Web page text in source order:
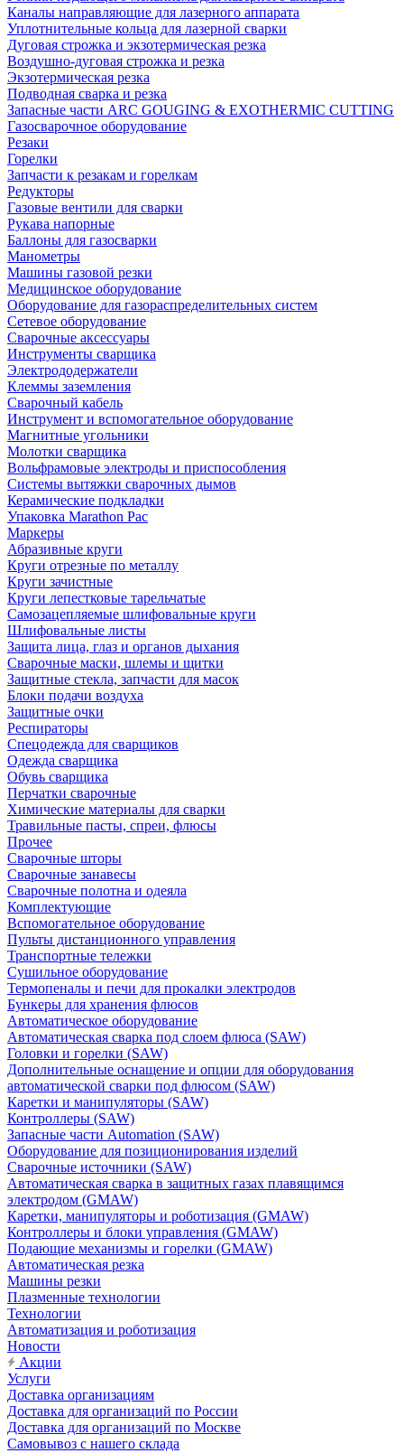
Каналы направляющие для лазерного аппарата
Уплотнительные кольца для лазерной сварки
Дуговая строжка и экзотермическая резка
Воздушно-дуговая строжка и резка
Экзотермическая резка
Подводная сварка и резка
Запасные части ARC GOUGING & EXOTHERMIC CUTTING
Газосварочное оборудование
Резаки
Горелки
Запчасти к резакам и горелкам
Редукторы
Газовые вентили для сварки
Рукава напорные
Баллоны для газосварки
Манометры
Машины газовой резки
Медицинское оборудование
Оборудование для газораспределительных систем
Сетевое оборудование
Сварочные аксессуары
Инструменты сварщика
Электрододержатели
Клеммы заземления
Сварочный кабель
Инструмент и вспомогательное оборудование
Магнитные угольники
Молотки сварщика
Вольфрамовые электроды и приспособления
Системы вытяжки сварочных дымов
Керамические подкладки
Упаковка Marathon Pac
Маркеры
Абразивные круги
Круги отрезные по металлу
Круги зачистные
Круги лепестковые тарельчатые
Самозацепляемые шлифовальные круги
Шлифовальные листы
Защита лица, глаз и органов дыхания
Сварочные маски, шлемы и щитки
Защитные стекла, запчасти для масок
Блоки подачи воздуха
Защитные очки
Респираторы
Спецодежда для сварщиков
Одежда сварщика
Обувь сварщика
Перчатки сварочные
Химические материалы для сварки
Травильные пасты, спреи, флюсы
Прочее
Сварочные шторы
Сварочные занавесы
Сварочные полотна и одеяла
Комплектующие
Вспомогательное оборудование
Пульты дистанционного управления
Транспортные тележки
Сушильное оборудование
Термопеналы и печи для прокалки электродов
Бункеры для хранения флюсов
Автоматическое оборудование
Автоматическая сварка под слоем флюса (SAW)
Головки и горелки (SAW)
Дополнительные оснащение и опции для оборудования
автоматической сварки под флюсом (SAW)
Каретки и манипуляторы (SAW)
Контроллеры (SAW)
Запасные части Automation (SAW)
Оборудование для позиционирования изделий
Сварочные источники (SAW)
Автоматическая сварка в защитных газах плавящимся
электродом (GMAW)
Каретки, манипуляторы и роботизация (GMAW)
Контроллеры и блоки управления (GMAW)
Подающие механизмы и горелки (GMAW)
Автоматическая резка
Машины резки
Плазменные технологии
Технологии
Автоматизация и роботизация
Новости
Акции
Услуги
Доставка организациям
Доставка для организаций по России
Доставка для организаций по Москве
Самовывоз с нашего склада